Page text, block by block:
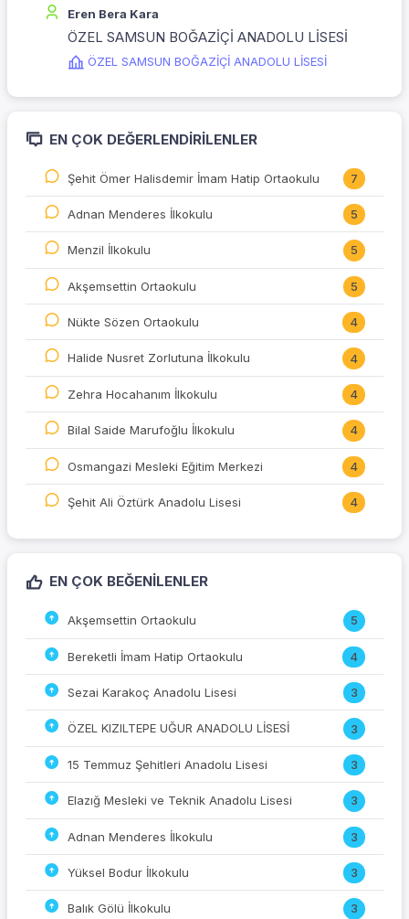
Eren Bera Kara
ÖZEL SAMSUN BOĞAZİÇİ ANADOLU LİSESİ
ÖZEL SAMSUN BOĞAZİÇİ ANADOLU LİSESİ
EN ÇOK DEĞERLENDIRILENLER
Şehit Ömer Halisdemir İmam Hatip Ortaokulu 7
Adnan Menderes İlkokulu 5
Menzil İlkokulu 5
Akşemsettin Ortaokulu 5
Nükte Sözen Ortaokulu 4
Halide Nusret Zorlutuna İlkokulu 4
Zehra Hocahanım İlkokulu 4
Bilal Saide Marufoğlu İlkokulu 4
Osmangazi Mesleki Eğitim Merkezi 4
Şehit Ali Öztürk Anadolu Lisesi 4
EN ÇOK BEĞENILENLER
Akşemsettin Ortaokulu 5
Bereketli İmam Hatip Ortaokulu 4
Sezai Karakoç Anadolu Lisesi 3
ÖZEL KIZILTEPE UĞUR ANADOLU LİSESİ 3
15 Temmuz Şehitleri Anadolu Lisesi 3
Elazığ Mesleki ve Teknik Anadolu Lisesi 3
Adnan Menderes İlkokulu 3
Yüksel Bodur İlkokulu 3
Balık Gölü İlkokulu 3